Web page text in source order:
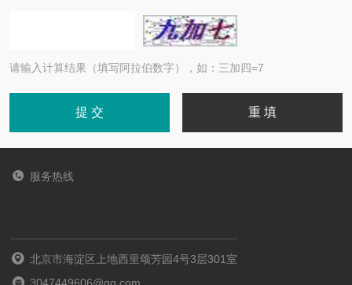
请输入计算结果（填写阿拉伯数字），如：三加四=7
服务热线
北京市海淀区上地西里颂芳园4号3层301室